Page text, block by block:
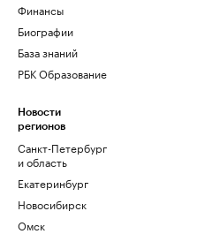
Финансы
Биографии
База знаний
РБК Образование
Новости
регионов
Санкт-Петербург
и область
Екатеринбург
Новосибирск
Омск